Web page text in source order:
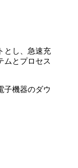
とし、急速充
ムとプロセス
子機器のダウ